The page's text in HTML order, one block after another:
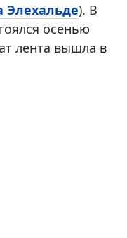
Элехальде). В
осенью
лента вышла в